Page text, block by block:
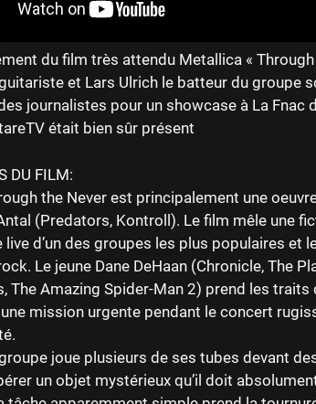
du film très attendu Metallica « Through
et Lars Ulrich le batteur du groupe
journalistes pour un showcase à La Fnac
était bien sûr présent
DU FILM:
the Never est principalement une
(Predators, Kontroll). Le film mêle une
d’un des groupes les plus populaires et
Le jeune Dane DeHaan (Chronicle, The
The Amazing Spider-Man 2) prend les traits
mission urgente pendant le concert
joue plusieurs de ses tubes devant
un objet mystérieux qu’il doit